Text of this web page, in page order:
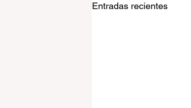
Entradas recientes